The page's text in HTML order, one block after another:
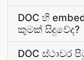
DOC හි
කුමක් සිදුවේද?
DOC ස්ථාවර